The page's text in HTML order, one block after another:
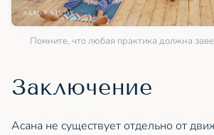
Помните, что любая практика должна
Заключение
Асана не существует отдельно от